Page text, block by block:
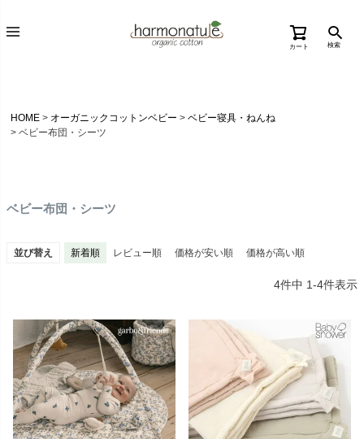
カート 検索
HOME オーガニックコットンベビー
ベビー寝具・ねんね
ベビー布団・シーツ
ベビー布団・シーツ
並び替え 新着順 レビュー順 価格が安い順 価格が高い順
4件中 1-4件表示